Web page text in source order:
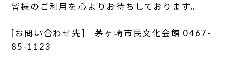
皆様のご利用を心よりお待ちしております。
[お問い合わせ先] 茅ヶ崎市民文化会館 0467-
85-1123